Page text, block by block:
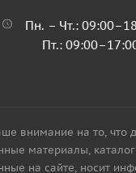
Пн. – Чт.:
Пт.:
внимание на то, что
материалы,
на сайте, носит